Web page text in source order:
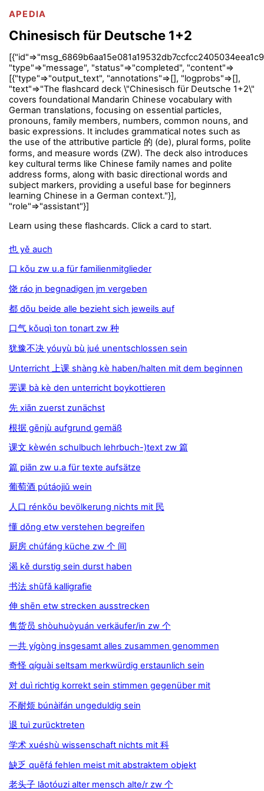
APEDIA
Chinesisch für Deutsche 1+2
"type"=>"message", "status"=>"completed", "content"=>
[{"type"=>"output_text", "annotations"=>[], "logprobs"=>[],
"text"=>"The flashcard deck \"Chinesisch für Deutsche 1+2\"
covers foundational Mandarin Chinese vocabulary with
German translations, focusing on essential particles,
pronouns, family members, numbers, common nouns, and
basic expressions. It includes grammatical notes such as
the use of the attributive particle 的 (de), plural forms, polite
forms, and measure words (ZW). The deck also introduces
key cultural terms like Chinese family names and polite
address forms, along with basic directional words and
subject markers, providing a useful base for beginners
learning Chinese in a German context."}],
"role"=>"assistant"}]
Learn using these flashcards. Click a card to start.
也 yě auch
口 kǒu zw u.a für familienmitglieder
饶 ráo jn begnadigen jm vergeben
都 dōu beide alle bezieht sich jeweils auf
口气 kǒuqì ton tonart zw 种
犹豫不决 yóuyù bù jué unentschlossen sein
Unterricht 上课 shàng kè haben/halten mit dem beginnen
罢课 bà kè den unterricht boykottieren
先 xiān zuerst zunächst
根据 gēnjù aufgrund gemäß
课文 kèwén schulbuch lehrbuch-)text zw 篇
篇 piān zw u.a für texte aufsätze
葡萄酒 pútáojiǔ wein
人口 rénkǒu bevölkerung nichts mit 民
懂 dǒng etw verstehen begreifen
厨房 chúfáng küche zw 个 间
渴 kě durstig sein durst haben
书法 shūfǎ kalligrafie
伸 shēn etw strecken ausstrecken
售货员 shòuhuòyuán verkäufer/in zw 个
一共 yígòng insgesamt alles zusammen genommen
奇怪 qíguài seltsam merkwürdig erstaunlich sein
对 duì richtig korrekt sein stimmen gegenüber mit
不耐烦 búnàifán ungeduldig sein
退 tuì zurücktreten
学术 xuéshù wissenschaft nichts mit 科
缺乏 quēfá fehlen meist mit abstraktem objekt
老头子 lǎotóuzi alter mensch alte/r zw 个